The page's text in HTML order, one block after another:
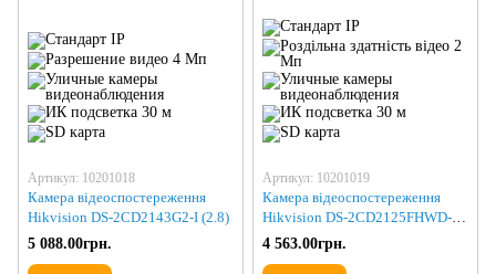
Артикул: 10201018
Камера відеоспостереження
Hikvision DS-2CD2143G2-I (2.8)
5 088.00грн.
Артикул: 10201019
Камера відеоспостереження
Hikvision DS-2CD2125FHWD-IS
(2.8)
4 563.00грн.